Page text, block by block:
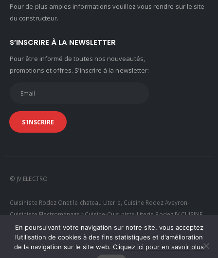
Pour de plus amples informations veuillez vous rendre sur le site
du constructeur.
S’INSCRIRE À LA NEWSLETTER
Pour être informé de toutes nos nouveautés,
promotions et offres. S’inscrire à la newsletter:
© JV ELECTRO
Cuisiniste Rodez Onet le chateau Literie, Cuisine Rodez Aveyron-
Cuisiniste Electroménager-Cuisine-Cuisiniste-Literie Rodez JV CUISINE
RODEZ
En poursuivant votre navigation sur notre site, vous acceptez
l’utilisation de cookies à des fins statistiques et d'amélioration
de la navigation sur le site web. Cliquez ici pour en savoir plus